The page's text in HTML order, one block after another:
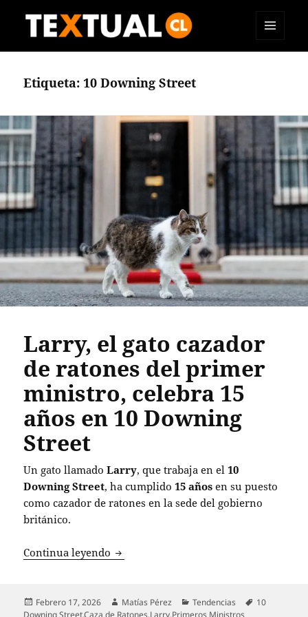
Etiqueta:10 Downing Street
Larry, el gato cazador
de ratones del primer
ministro, celebra 15
años en 10 Downing
Street
Un gato llamadoLarry, que trabaja en el10
Downing Street, ha cumplido15 años en su puesto
como cazador de ratones en la sede del gobierno
británico.
Continua leyendo Larry, el gato cazador de ratones del
Publicado
el
Febrero 17, 2026 Autor
Matías Pérez Categorías
Tendencias Etiquetas
10
Downing Street,Caza de Ratones,Larry,Primeros Ministros